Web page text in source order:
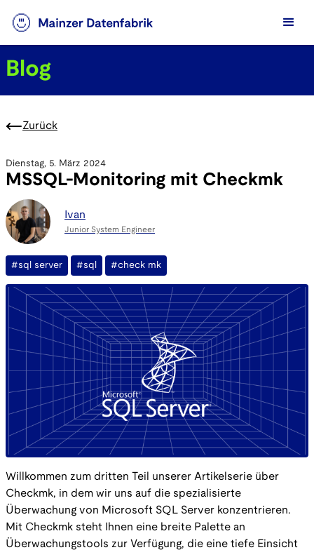
Blog
Zurück
Dienstag, 5. März 2024
MSSQL-Monitoring mit Checkmk
Ivan
Junior System Engineer
#sql server #sql #check mk
Willkommen zum dritten Teil unserer Artikelserie über
Checkmk, in dem wir uns auf die spezialisierte
Überwachung von Microsoft SQL Server konzentrieren.
Mit Checkmk steht Ihnen eine breite Palette an
Überwachungstools zur Verfügung, die eine tiefe Einsicht